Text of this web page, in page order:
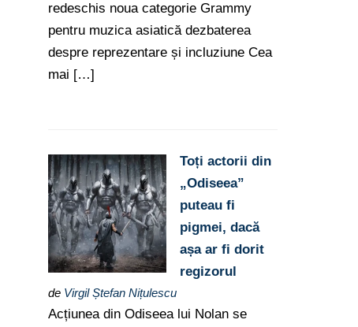
redeschis noua categorie Grammy
pentru muzica asiatică dezbaterea
despre reprezentare și incluziune Cea
mai […]
Toți actorii din
„Odiseea”
puteau fi
pigmei, dacă
așa ar fi dorit
regizorul
de Virgil Ștefan Nițulescu
Acțiunea din Odiseea lui Nolan se